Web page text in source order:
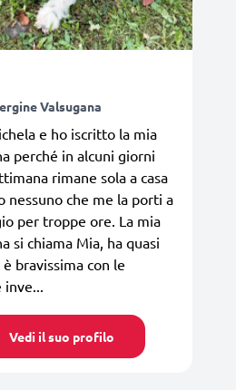
Valsugana
e ho iscritto la mia
perché in alcuni giorni
rimane sola a casa
nessuno che me la porti a
per troppe ore. La mia
si chiama Mia, ha quasi
bravissima con le
inve...
Vedi il suo profilo